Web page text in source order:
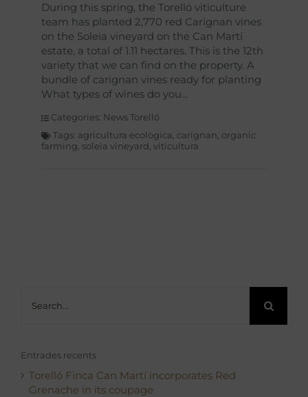
During this spring, the Torelló viticulture
team has planted 2,770 red Carignan vines
on the Soleia vineyard on the Can Martí
estate, a total of 1.11 hectares. This is the 12th
variety that we can find on the property. A
bundle of carignan vines ready for planting
What types of wines do you
Categories: News Torelló
Tags: agricultura ecològica carignan organic
farming soleia vineyard viticultura
for:
Entrades recents
Torelló Finca Can Martí incorporates Red
Grenache in its coupage